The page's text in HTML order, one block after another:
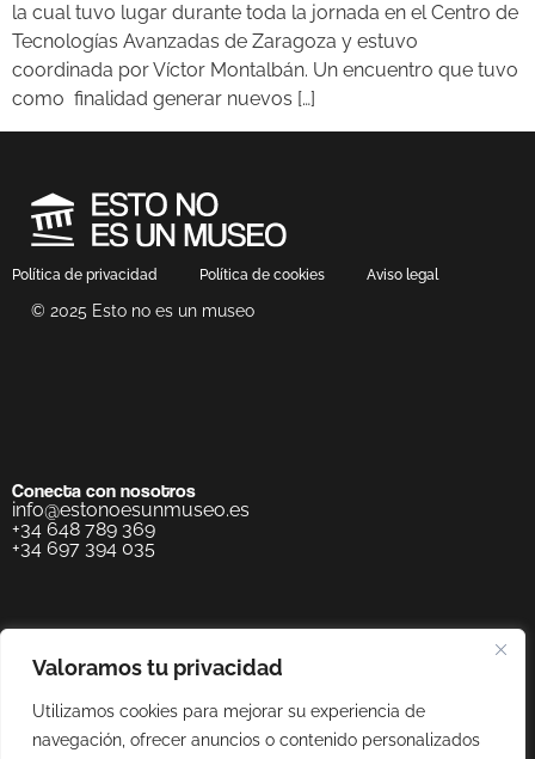
Valoramos tu privacidad
Utilizamos cookies para mejorar su experiencia de
navegación, ofrecer anuncios o contenido personalizados
la cual tuvo lugar durante toda la jornada en el Centro de
Tecnologías Avanzadas de Zaragoza y estuvo
coordinada por Víctor Montalbán. Un encuentro que tuvo
como finalidad generar nuevos […]
Política de privacidad Política de cookies Aviso legal
© 2025 Esto no es un museo
Conecta con nosotros
info@estonoesunmuseo.es
+34 648 789 369
+34 697 394 035